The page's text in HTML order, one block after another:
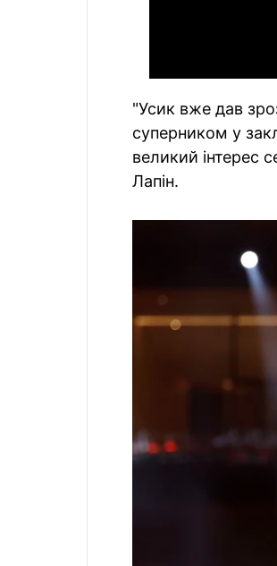
"Усик вже дав
суперником у
великий інтерес
Лапін.